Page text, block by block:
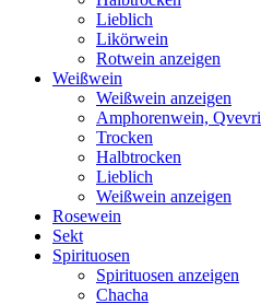
Lieblich
Likörwein
Rotwein anzeigen
Weißwein
Weißwein anzeigen
Amphorenwein, Qvevri
Trocken
Halbtrocken
Lieblich
Weißwein anzeigen
Rosewein
Sekt
Spirituosen
Spirituosen anzeigen
Chacha